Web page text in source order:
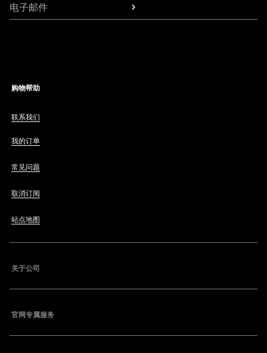
电子邮件
购物帮助
联系我们
我的订单
常见问题
取消订阅
站点地图
关于公司
官网专属服务